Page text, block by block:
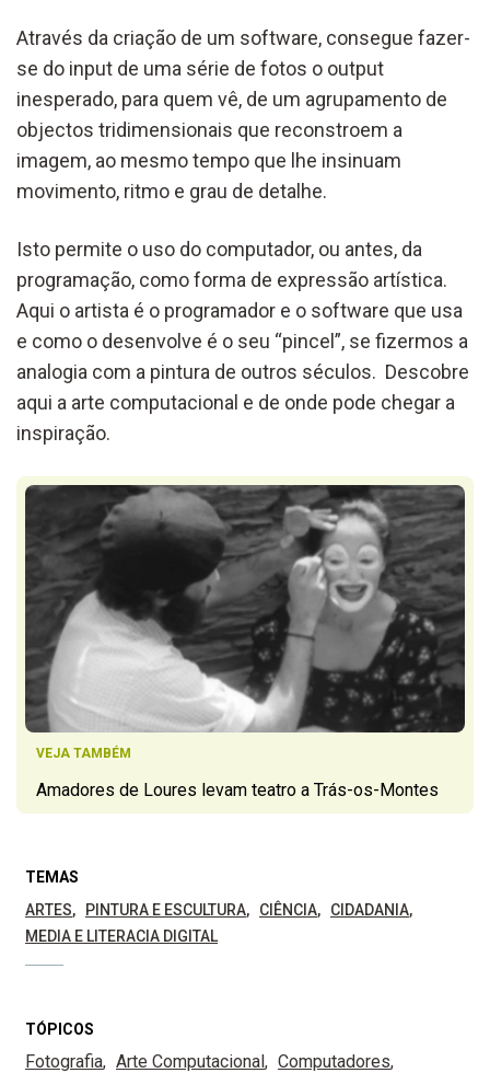
Através da criação de um software, consegue fazer-
se do input de uma série de fotos o output
inesperado, para quem vê, de um agrupamento de
objectos tridimensionais que reconstroem a
imagem, ao mesmo tempo que lhe insinuam
movimento, ritmo e grau de detalhe.
Isto permite o uso do computador, ou antes, da
programação, como forma de expressão artística.
Aqui o artista é o programador e o software que usa
e como o desenvolve é o seu “pincel”, se fizermos a
analogia com a pintura de outros séculos. Descobre
aqui a arte computacional e de onde pode chegar a
inspiração.
VEJA TAMBÉM
Amadores de Loures levam teatro a Trás-os-Montes
TEMAS
ARTES
PINTURA E ESCULTURA CIÊNCIA
CIDADANIA
MEDIA E LITERACIA DIGITAL
TÓPICOS
Fotografia Arte Computacional
Computadores